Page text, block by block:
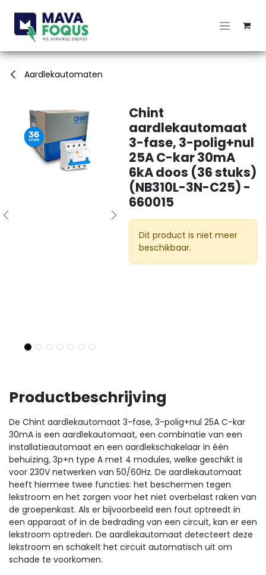
Aardlekautomaten
Chint
aardlekautomaat
3-fase, 3-polig+nul
25A C-kar 30mA
6kA doos (36 stuks)
(NB310L-3N-C25) -
660015
Dit product is niet meer
beschikbaar.
Productbeschrijving
De Chint aardlekautomaat 3-fase, 3-polig+nul 25A C-kar
30mA is een aardlekautomaat, een combinatie van een
installatieautomaat en een aardlekschakelaar in één
behuizing, 3p+n type A met 4 modules, welke geschikt is
voor 230V netwerken van 50/60Hz. De aardlekautomaat
heeft hiermee twee functies: het beschermen tegen
lekstroom en het zorgen voor het niet overbelast raken van
de groepenkast. Als er bijvoorbeeld een fout optreedt in
een apparaat of in de bedrading van een circuit, kan er een
lekstroom optreden. De aardlekautomaat detecteert deze
lekstroom en schakelt het circuit automatisch uit om
schade te voorkomen.